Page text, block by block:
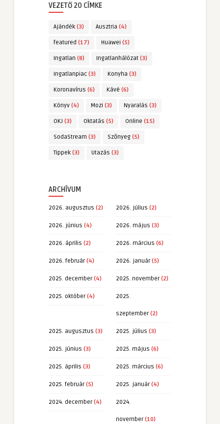
VEZETŐ 20 CÍMKE
Ajándék (3) Ausztria (4)
featured (17) Huawei (5)
Ingatlan (8) Ingatlanhálózat (3)
Ingatlanpiac (3) Konyha (3)
Koronavírus (6) Kávé (6)
Könyv (4) Mozi (3) Nyaralás (3)
OKJ (3) Oktatás (5) Online (15)
SodaStream (3) Szőnyeg (5)
Tippek (3) Utazás (3)
ARCHÍVUM
2026. augusztus (2) 2026. július (2)
2026. június (4) 2026. május (3)
2026. április (2) 2026. március (6)
2026. február(4) 2026. január(5)
2025. december(4) 2025. november(2)
2025. október(4) 2025.
szeptember(2)
2025. augusztus (3) 2025. július (3)
2025. június (3) 2025. május (6)
2025. április (3) 2025. március (6)
2025. február(5) 2025. január(4)
2024. december(4) 2024.
november(10)